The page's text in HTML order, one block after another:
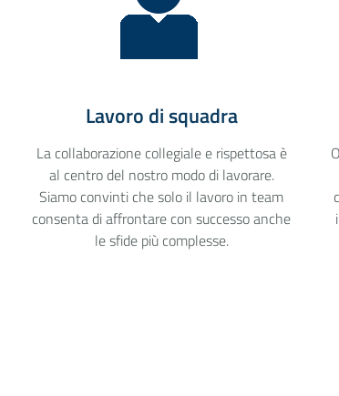
Lavoro di squadra
La collaborazione collegiale e rispettosa è
al centro del nostro modo di lavorare.
Siamo convinti che solo il lavoro in team
consenta di affrontare con successo anche
le sfide più complesse.